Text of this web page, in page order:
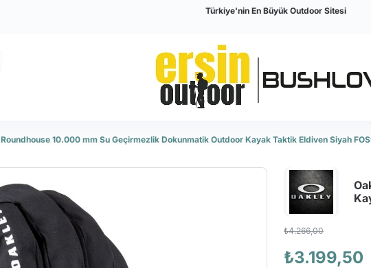
Türkiye'nin En Büyük Outdoor Sitesi
10.000 mm Su Geçirmezlik Dokunmatik Outdoor Kayak Taktik Eldiven Siyah
₺4.266,00
₺3.199,50